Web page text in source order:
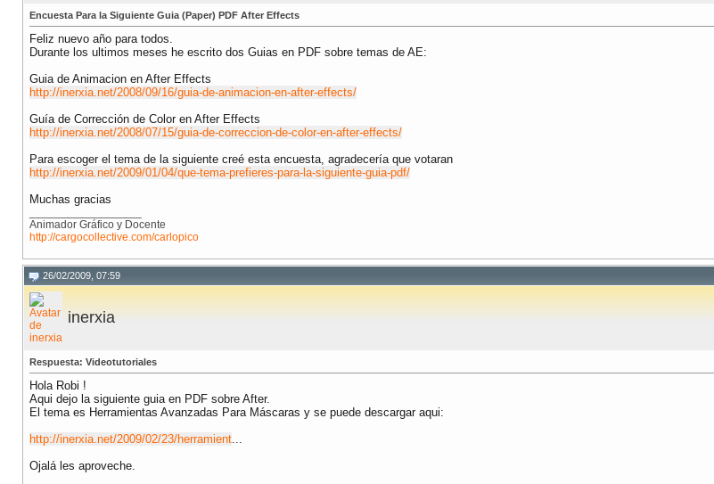
Encuesta Para la Siguiente Guia (Paper) PDF After Effects
Feliz nuevo año para todos.
Durante los ultimos meses he escrito dos Guias en PDF sobre temas de AE:
Guia de Animacion en After Effects
http://inerxia.net/2008/09/16/guia-de-animacion-en-after-effects/
Guía de Corrección de Color en After Effects
http://inerxia.net/2008/07/15/guia-de-correccion-de-color-en-after-effects/
Para escoger el tema de la siguiente creé esta encuesta, agradecería que votaran
http://inerxia.net/2009/01/04/que-tema-prefieres-para-la-siguiente-guia-pdf/
Muchas gracias
Animador Gráfico y Docente
http://cargocollective.com/carlopico
26/02/2009, 07:59
inerxia
Respuesta: Videotutoriales
Hola Robi !
Aqui dejo la siguiente guia en PDF sobre After.
El tema es Herramientas Avanzadas Para Máscaras y se puede descargar aqui:
http://inerxia.net/2009/02/23/herramient...
Ojalá les aproveche.